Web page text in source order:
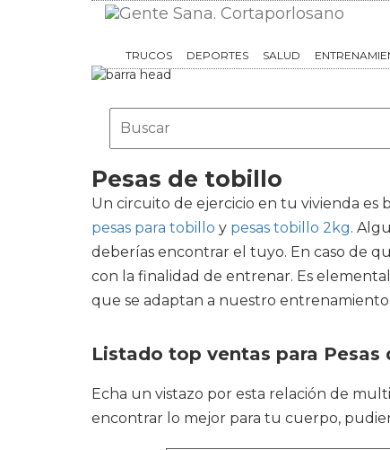
TRUCOS DEPORTES SALUD
Pesas de tobillo
Un circuito de ejercicio en tu vivienda es
pesas para tobillo y pesas tobillo 2kg.
deberías encontrar el tuyo. En caso de
con la finalidad de entrenar. Es
que se adaptan a nuestro entrenamiento.
Listado top ventas para Pesas
Echa un vistazo por esta relación de
encontrar lo mejor para tu cuerpo,